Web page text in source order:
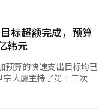
础各不相同。各港口并
流枢纽，因此不应以简
工智能（AI）系统翻译
修复保证金的惯例，直
作中小企业立即获得了
入驻
就需事先批准的规定
环境瞬息万变的风险投资
解除所节省的成本和时
企业、公共机构、研究
场，不仅支付工资，还
责的任务以及通向私营
时恢复社会整体的技能和
础。他指出：“建立AI
是否满足严格的信息保
通过邮件传播的网络威
止垃圾邮件、AI分析和
将正常邮件传递到客户的
算和基础设施投资，即
标超额完成，预算
韩元
预算的快速支出目标均已
速支出及追加预算的执